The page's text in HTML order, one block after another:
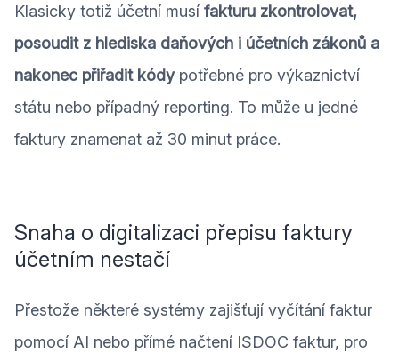
Klasicky totiž účetní musí fakturu zkontrolovat,
posoudit z hlediska daňových i účetních zákonů a
nakonec přiřadit kódy potřebné pro výkaznictví
státu nebo případný reporting. To může u jedné
faktury znamenat až 30 minut práce.
Snaha o digitalizaci přepisu faktury
účetním nestačí
Přestože některé systémy zajišťují vyčítání faktur
pomocí AI nebo přímé načtení ISDOC faktur, pro